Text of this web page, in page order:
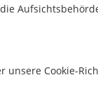
unsere Cookie-